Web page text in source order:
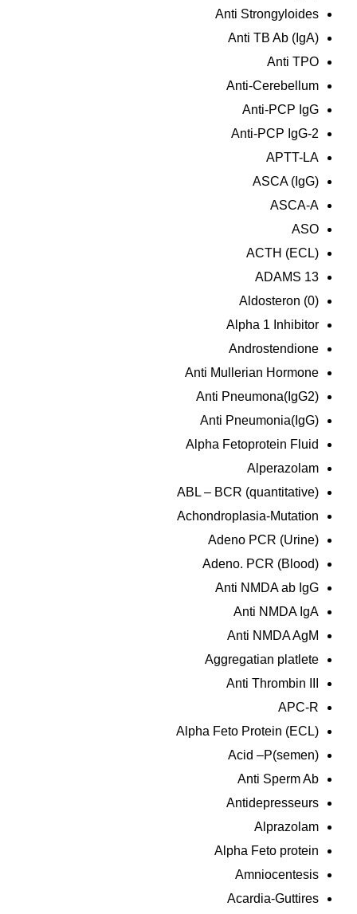
Anti Strongyloides
Anti TB Ab (IgA)
Anti TPO
Anti-Cerebellum
Anti-PCP IgG
Anti-PCP IgG-2
APTT-LA
ASCA (IgG)
ASCA-A
ASO
ACTH (ECL)
ADAMS 13
Aldosteron (0)
Alpha 1 Inhibitor
Androstendione
Anti Mullerian Hormone
Anti Pneumona(IgG2)
Anti Pneumonia(IgG)
Alpha Fetoprotein Fluid
Alperazolam
ABL – BCR (quantitative)
Achondroplasia-Mutation
Adeno PCR (Urine)
Adeno. PCR (Blood)
Anti NMDA ab IgG
Anti NMDA IgA
Anti NMDA AgM
Aggregatian platlete
Anti Thrombin III
APC-R
Alpha Feto Protein (ECL)
Acid –P(semen)
Anti Sperm Ab
Antidepresseurs
Alprazolam
Alpha Feto protein
Amniocentesis
Acardia-Guttires